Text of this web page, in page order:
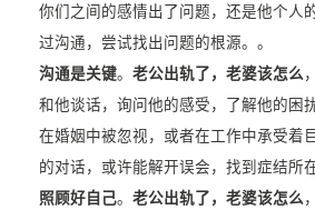
你们之间的感情出了问题，还是他个人
过沟通，尝试找出问题的根源。。
沟通是关键。 老公出轨了，老婆该怎么
和他谈话，询问他的感受，了解他的困
在婚姻中被忽视，或者在工作中承受着
的对话，或许能解开误会，找到症结所在
照顾好自己。 老公出轨了，老婆该怎么